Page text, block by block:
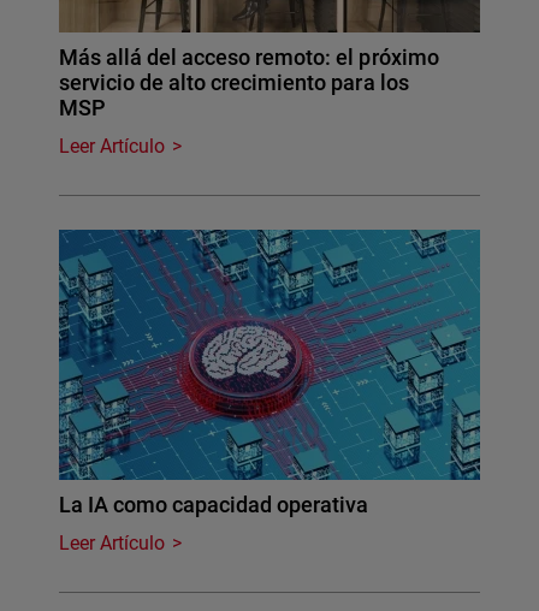
Más allá del acceso remoto: el próximo
servicio de alto crecimiento para los
MSP
Leer Artículo
La IA como capacidad operativa
Leer Artículo